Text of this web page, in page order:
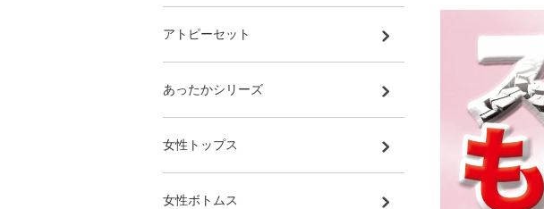
アトピーセット
あったかシリーズ
女性トップス
女性ボトムス